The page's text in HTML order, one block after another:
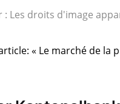
: Les droits d'image
« Le marché de